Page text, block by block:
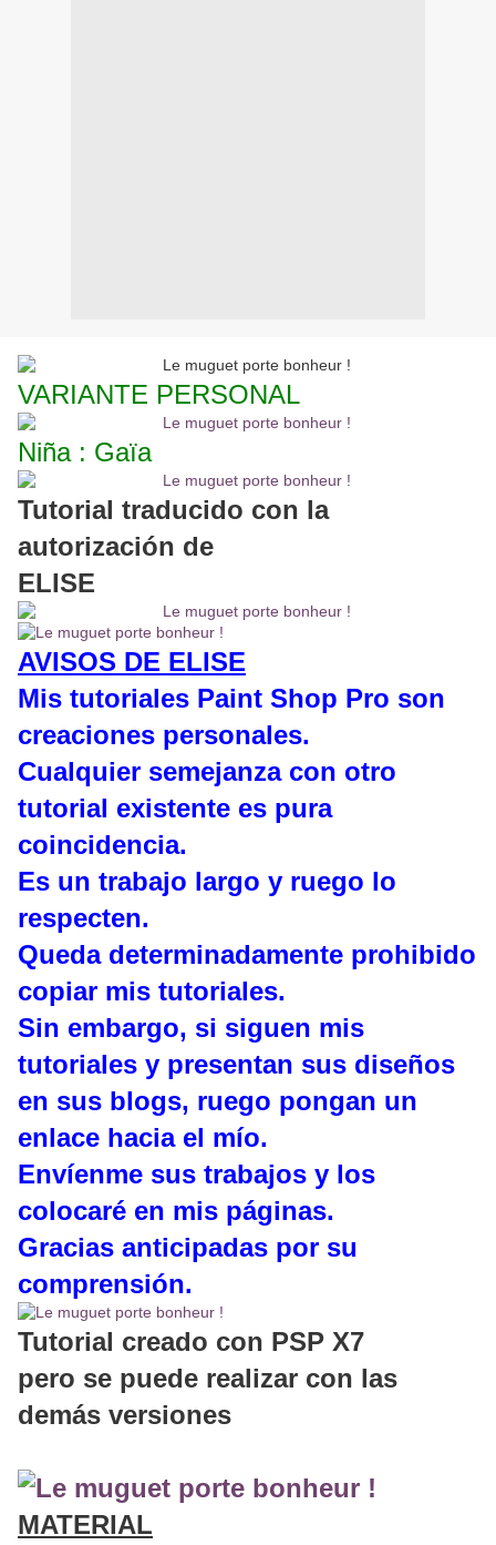
VARIANTE PERSONAL
Niña : Gaïa
Tutorial traducido con la
autorización de
ELISE
AVISOS DE ELISE
Mis tutoriales Paint Shop Pro son
creaciones personales.
Cualquier semejanza con otro
tutorial existente es pura
coincidencia.
Es un trabajo largo y ruego lo
respecten.
Queda determinadamente prohibido
copiar mis tutoriales.
Sin embargo, si siguen mis
tutoriales y presentan sus diseños
en sus blogs, ruego pongan un
enlace hacia el mío.
Envíenme sus trabajos y los
colocaré en mis páginas.
Gracias anticipadas por su
comprensión.
Tutorial creado con PSP X7
pero se puede realizar con las
demás versiones
MATERIAL